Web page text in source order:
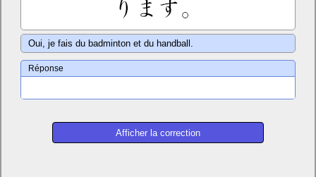
Oui, je fais du badminton et du handball.
Réponse